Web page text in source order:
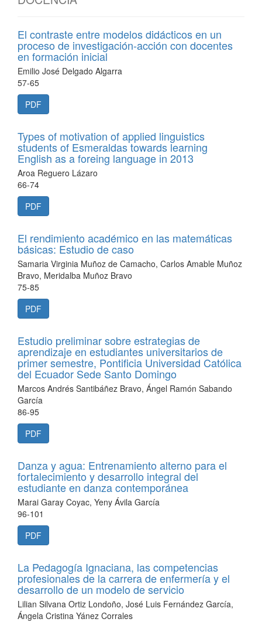
El contraste entre modelos didácticos en un
proceso de investigación-acción con docentes
en formación inicial
Emilio José Delgado Algarra
57-65
PDF
Types of motivation of applied linguistics
students of Esmeraldas towards learning
English as a foreing language in 2013
Aroa Reguero Lázaro
66-74
PDF
El rendimiento académico en las matemáticas
básicas: Estudio de caso
Samaria Virginia Muñoz de Camacho, Carlos Amable Muñoz
Bravo, Meridalba Muñoz Bravo
75-85
PDF
Estudio preliminar sobre estrategias de
aprendizaje en estudiantes universitarios de
primer semestre, Pontificia Universidad Católica
del Ecuador Sede Santo Domingo
Marcos Andrés Santibáñez Bravo, Ángel Ramón Sabando
García
86-95
PDF
Danza y agua: Entrenamiento alterno para el
fortalecimiento y desarrollo integral del
estudiante en danza contemporánea
Marai Garay Coyac, Yeny Ávila García
96-101
PDF
La Pedagogía Ignaciana, las competencias
profesionales de la carrera de enfermería y el
desarrollo de un modelo de servicio
Lilian Silvana Ortiz Londoño, José Luis Fernández García,
Ángela Cristina Yánez Corrales